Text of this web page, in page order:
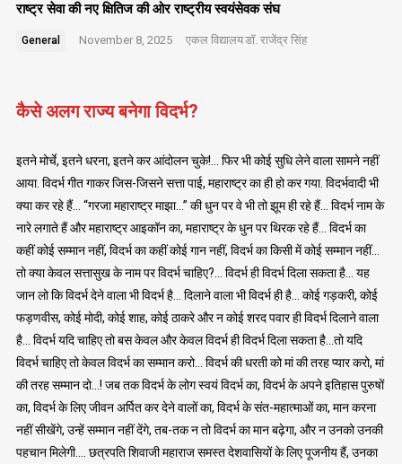
राष्ट्र सेवा की नए क्षितिज की ओर राष्ट्रीय स्वयंसेवक संघ
General November 8, 2025 एकल विद्यालयडॉ. राजेंद्र सिंह
कैसे अलग राज्य बनेगा विदर्भ?
इतने मोर्चे, इतने धरना, इतने कर आंदोलन चुके!… फिर भी कोई सुधि लेने वाला सामने नहीं
आया. विदर्भ गीत गाकर जिस-जिसने सत्ता पाई, महाराष्ट्र का ही हो कर गया. विदर्भवादी भी
क्या कर रहे हैं… “गरजा महाराष्ट्र माझा…” की धुन पर वे भी तो झूम ही रहे हैं… विदर्भ नाम के
नारे लगाते हैं और महाराष्ट्र आइकॉन का, महाराष्ट्र के धुन पर थिरक रहे हैं… विदर्भ का
कहीं कोई सम्मान नहीं, विदर्भ का कहीं कोई गान नहीं, विदर्भ का किसी में कोई सम्मान नहीं…
तो क्या केवल सत्तासुख के नाम पर विदर्भ चाहिए?… विदर्भ ही विदर्भ दिला सकता है… यह
जान लो कि विदर्भ देने वाला भी विदर्भ है… दिलाने वाला भी विदर्भ ही है… कोई गड़करी, कोई
फड़णवीस, कोई मोदी, कोई शाह, कोई ठाकरे और न कोई शरद पवार ही विदर्भ दिलाने वाला
है… विदर्भ यदि चाहिए तो बस केवल और केवल विदर्भ ही विदर्भ दिला सकता है…तो यदि
विदर्भ चाहिए तो केवल विदर्भ का सम्मान करो… विदर्भ की धरती को मां की तरह प्यार करो, मां
की तरह सम्मान दो…! जब तक विदर्भ के लोग स्वयं विदर्भ का, विदर्भ के अपने इतिहास पुरुषों
का, विदर्भ के लिए जीवन अर्पित कर देने वालों का, विदर्भ के संत-महात्माओं का, मान करना
नहीं सीखेंगे, उन्हें सम्मान नहीं देंगे, तब-तक न तो विदर्भ का मान बढ़ेगा, और न उनको उनकी
पहचान मिलेगी…. छत्रपति शिवाजी महाराज समस्त देशवासियों के लिए पूजनीय हैं, उनका